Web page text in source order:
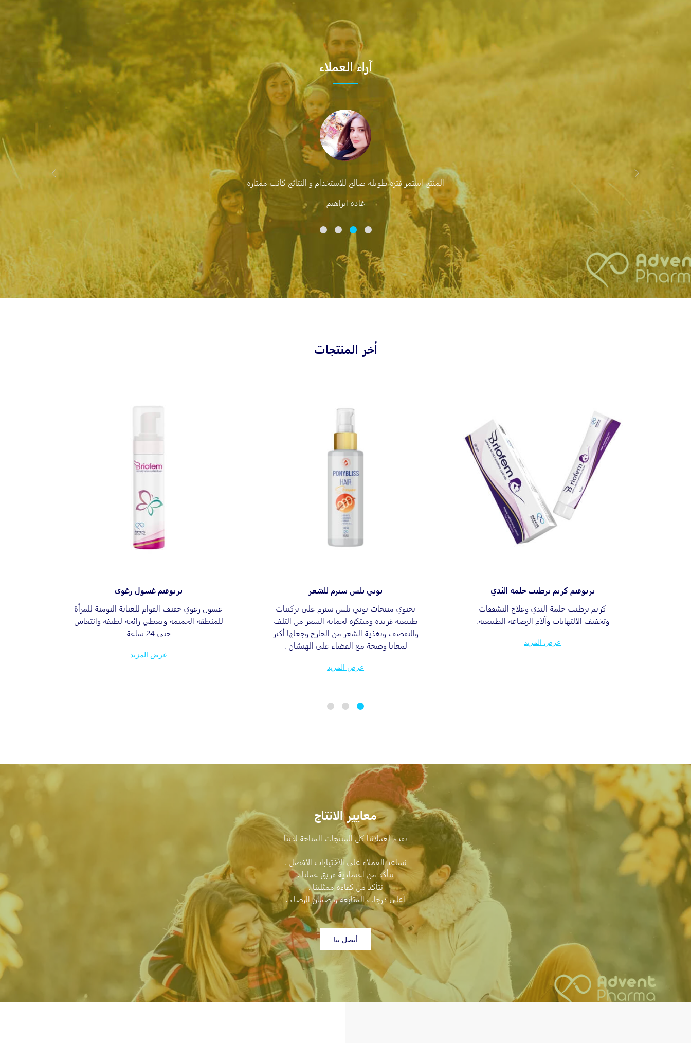
آراء العملاء
المنتج استمر فترة طويلة صالح للاستخدام و النتائج كانت ممتازة
غادة ابراهيم
أخر المنتجات
بريوفيم كريم ترطيب حلمة الثدي
كريم ترطيب حلمة الثدي وعلاج التشققات
وتخفيف الالتهابات وآلام الرضاعة الطبيعية.
عرض المزيد
بوني بلس سيرم للشعر
تحتوي منتجات بوني بلس سيرم على تركیبات
طبیعیة فریدة ومبتكرة لحماية الشعر من التلف
والتقصف وتغذية الشعر من الخارج وجعلها أكثر
لمعانًا وصحة مع القضاء على الهيشان .
عرض المزيد
بريوفيم غسول رغوى
غسول رغوي خفيف القوام للعناية اليومية للمرأة
للمنطقة الحميمة ويعطي رائحة لطيفة وانتعاش
حتى 24 ساعة
عرض المزيد
معايير الانتاج
نقدم لعملائنا كل المنتجات المتاحة لدينا
نساعد العملاء على الاختيارات الافضل .
نتأكد من اعتمادية فريق عملنا .
نتأكد من كفاءة ممثلينا .
أعلى درجات المتابعة و ضمان الرضاء .
أتصل بنا